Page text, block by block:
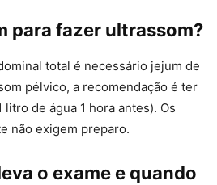
para fazer ultrassom?
total é necessário jejum de
pélvico, a recomendação é ter
de água 1 hora antes). Os
não exigem preparo.
o exame e quando